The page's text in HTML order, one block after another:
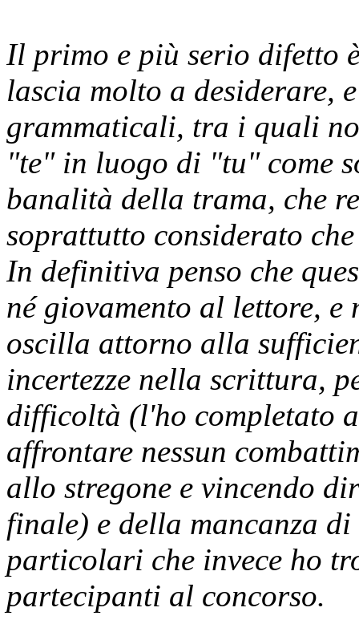
Il primo e più serio difetto
lascia molto a desiderare,
grammaticali, tra i quali
"te" in luogo di "tu" come
banalità della trama, che
soprattutto considerato
In definitiva penso che
né giovamento al lettore, e
oscilla attorno alla
incertezze nella scrittura,
difficoltà (l'ho completato
affrontare nessun
allo stregone e vincendo
finale) e della mancanza
particolari che invece ho
partecipanti al concorso.